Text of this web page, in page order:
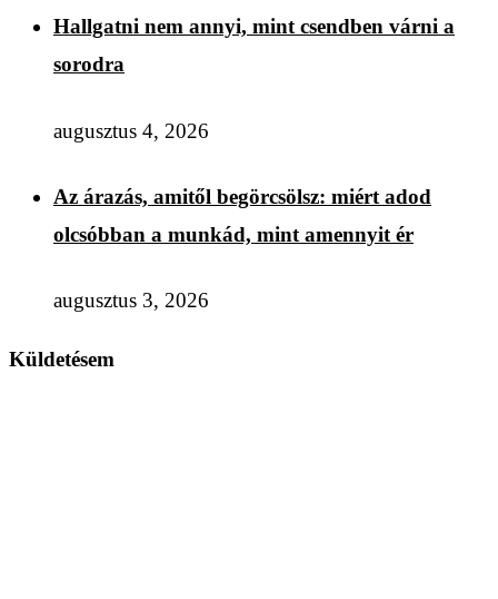
Hallgatni nem annyi, mint csendben várni a
sorodra
augusztus 4, 2026
Az árazás, amitől begörcsölsz: miért adod
olcsóbban a munkád, mint amennyit ér
augusztus 3, 2026
Küldetésem